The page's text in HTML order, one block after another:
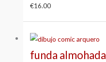
€16.00
funda almohada